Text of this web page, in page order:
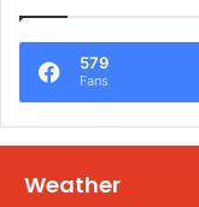
579
Fans
Weather